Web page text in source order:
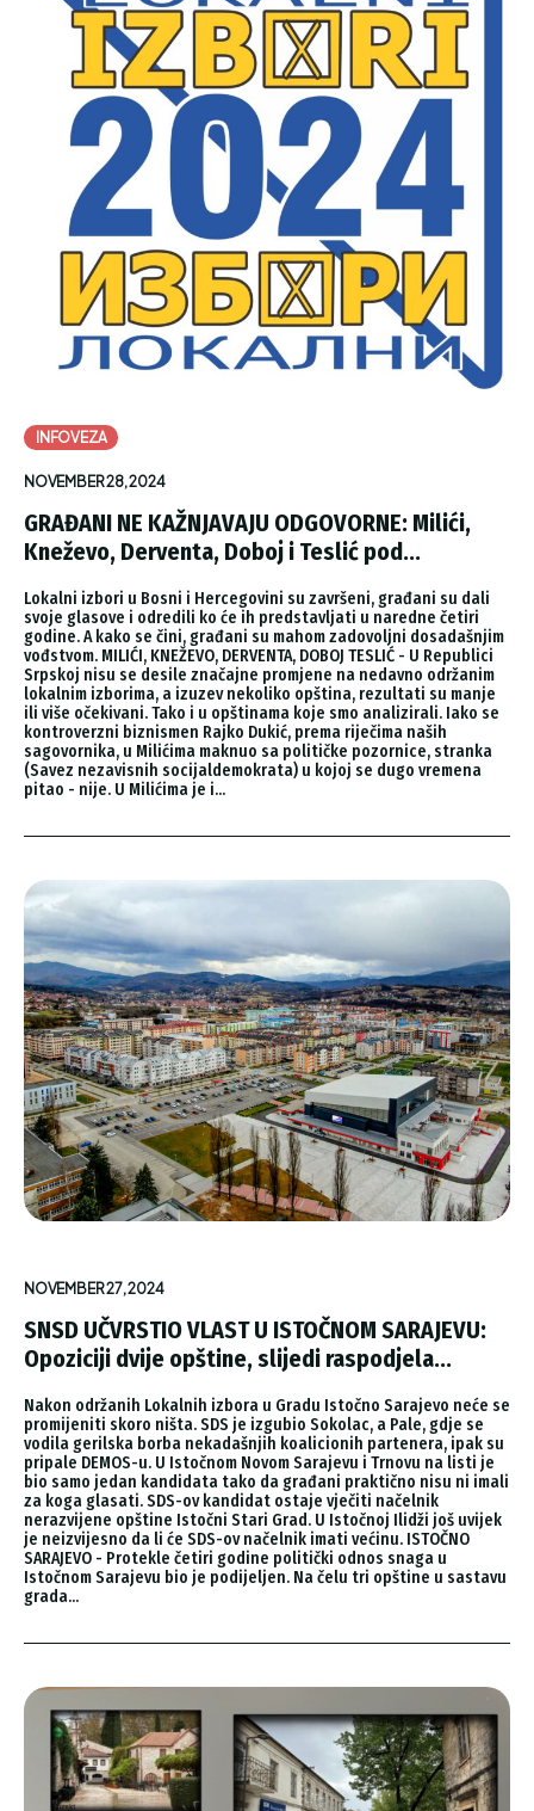
INFOVEZA
NOVEMBER 28, 2024
GRAĐANI NE KAŽNJAVAJU ODGOVORNE: Milići,
Kneževo, Derventa, Doboj i Teslić pod...
Lokalni izbori u Bosni i Hercegovini su završeni, građani su dali
svoje glasove i odredili ko će ih predstavljati u naredne četiri
godine. A kako se čini, građani su mahom zadovoljni dosadašnjim
vođstvom. MILIĆI, KNEŽEVO, DERVENTA, DOBOJ TESLIĆ - U Republici
Srpskoj nisu se desile značajne promjene na nedavno održanim
lokalnim izborima, a izuzev nekoliko opština, rezultati su manje
ili više očekivani. Tako i u opštinama koje smo analizirali. Iako se
kontroverzni biznismen Rajko Dukić, prema riječima naših
sagovornika, u Milićima maknuo sa političke pozornice, stranka
(Savez nezavisnih socijaldemokrata) u kojoj se dugo vremena
pitao - nije. U Milićima je i...
NOVEMBER 27, 2024
SNSD UČVRSTIO VLAST U ISTOČNOM SARAJEVU:
Opoziciji dvije opštine, slijedi raspodjela...
Nakon održanih Lokalnih izbora u Gradu Istočno Sarajevo neće se
promijeniti skoro ništa. SDS je izgubio Sokolac, a Pale, gdje se
vodila gerilska borba nekadašnjih koalicionih partenera, ipak su
pripale DEMOS-u. U Istočnom Novom Sarajevu i Trnovu na listi je
bio samo jedan kandidata tako da građani praktično nisu ni imali
za koga glasati. SDS-ov kandidat ostaje vječiti načelnik
nerazvijene opštine Istočni Stari Grad. U Istočnoj Ilidži još uvijek
je neizvijesno da li će SDS-ov načelnik imati većinu. ISTOČNO
SARAJEVO - Protekle četiri godine politički odnos snaga u
Istočnom Sarajevu bio je podijeljen. Na čelu tri opštine u sastavu
grada...